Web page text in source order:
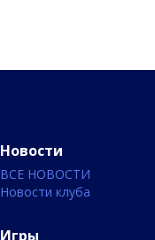
Новости
ВСЕ НОВОСТИ
Новости клуба
Игры